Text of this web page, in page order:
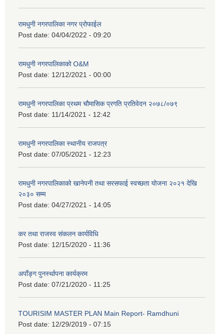
रामधुनी नगरपालिका नगर प्रोफाईल
Post date: 04/04/2022 - 09:20
रामधुनी नगरपालिकाको O&M
Post date: 12/12/2021 - 00:00
रामधुनी नगरपालिका प्रथम चौमासिक प्रगति प्रतिवेदन २०७८/०७९
Post date: 11/14/2021 - 12:42
रामधुनी नगरपालिका स्थानीय राजपत्र
Post date: 07/05/2021 - 12:23
रामधुनी नगरपालिकाको खानेपनी तथा सरसफाई स्वच्छता योजना २०२१ देखि
२०३० सम्म
Post date: 04/27/2021 - 14:05
कर तथा राजस्व संकलन कार्यविधि
Post date: 12/15/2020 - 11:36
अपाँङ्ग पुनर्स्थापना कार्यक्रम
Post date: 07/21/2020 - 11:25
TOURISIM MASTER PLAN Main Report- Ramdhuni
Post date: 12/29/2019 - 07:15